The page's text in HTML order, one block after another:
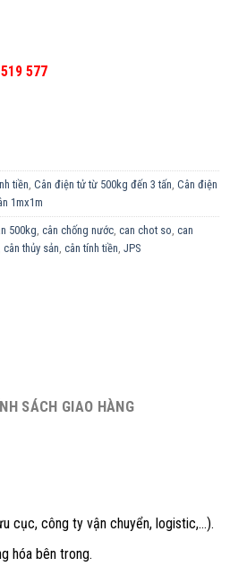
577
lượng
tiền, Cân điện tử từ 500kg đến 3 tấn, Cân điện
1mx1m
500kg, cân chống nước, can chot so, can
cân thủy sản, cân tính tiền, JPS
SÁCH GIAO HÀNG
cục, công ty vận chuyển, logistic,…).
hóa bên trong.